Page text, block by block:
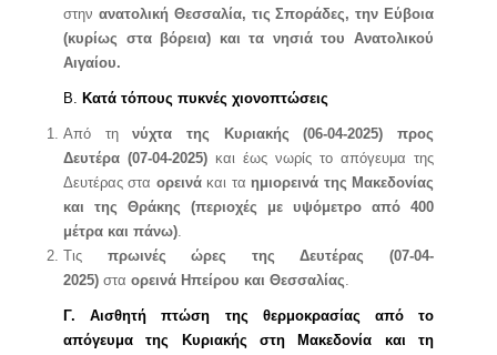
στην ανατολική Θεσσαλία, τις Σποράδες, την Εύβοια
(κυρίως στα βόρεια) και τα νησιά του Ανατολικού
Αιγαίου.
Β. Κατά τόπους πυκνές χιονοπτώσεις
Από τηνύχτα της Κυριακής (06-04-2025) προς
Δευτέρα (07-04-2025) και έως νωρίς το απόγευμα της
Δευτέρας στα ορεινάκαι ταημιορεινά της Μακεδονίας
και της Θράκης (περιοχές με υψόμετρο από 400
μέτρα και πάνω).
Τις πρωινές ώρες της Δευτέρας (07-04-
2025) στα ορεινά Ηπείρου και Θεσσαλίας.
Γ. Αισθητή πτώση της θερμοκρασίας από το
απόγευμα της Κυριακής στη Μακεδονία και τη